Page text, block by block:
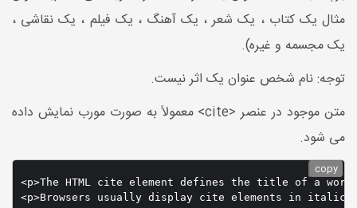
مثال یک کتاب ، یک شعر ، یک آهنگ ، یک فیلم ، یک نقاشی ،
یک مجسمه و غیره).
توجه: نام شخص عنوان یک اثر نیست.
متن موجود در عنصر <cite> معمولاً به صورت مورب نمایش داده
می شود.
<p>The HTML cite element defines the title of a
<p>Browsers usually display cite elements in
copy